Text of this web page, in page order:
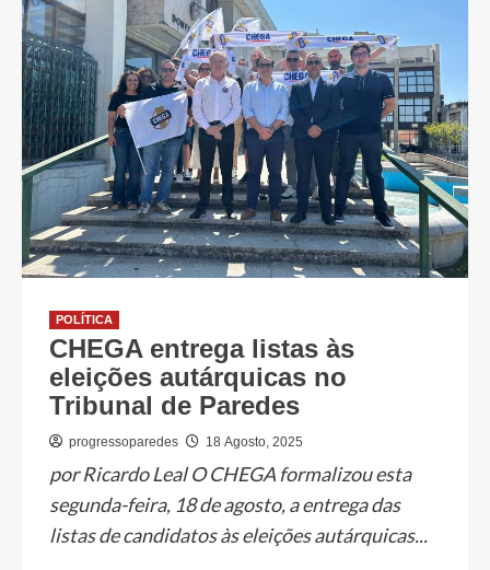
POLÍTICA
CHEGA entrega listas às
eleições autárquicas no
Tribunal de Paredes
progressoparedes 18 Agosto, 2025
por Ricardo Leal O CHEGA formalizou esta
segunda-feira, 18 de agosto, a entrega das
listas de candidatos às eleições autárquicas...